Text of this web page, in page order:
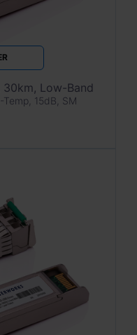
30km, Low-Band
Temp, 15dB, SM